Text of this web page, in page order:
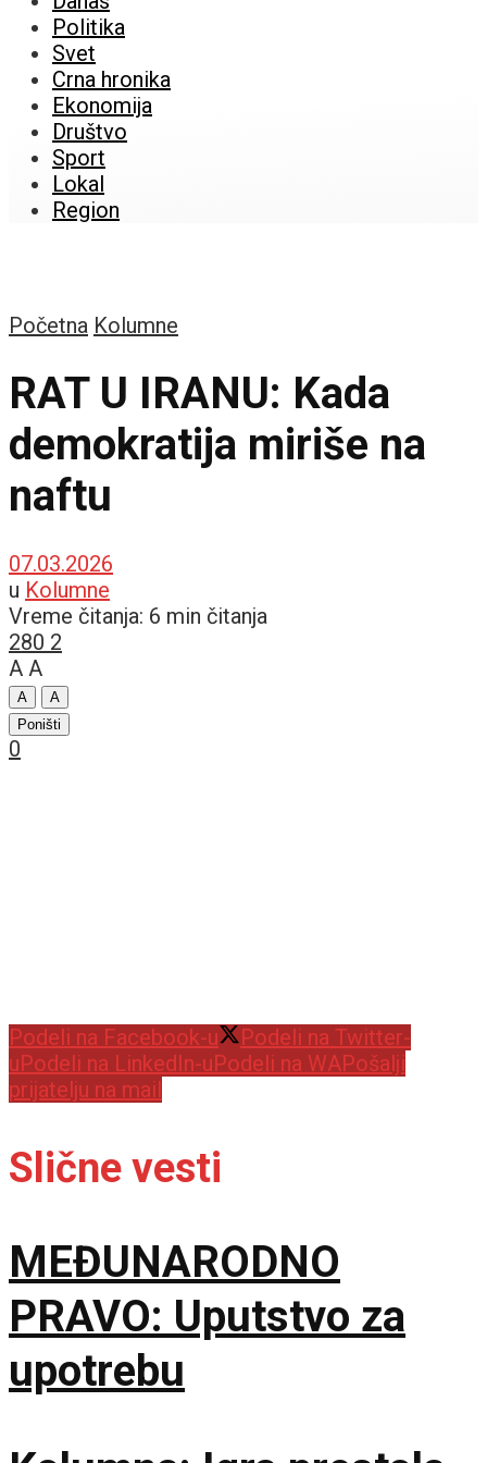
Politika
Svet
Crna hronika
Ekonomija
Društvo
Sport
Lokal
Region
Početna Kolumne
RAT U IRANU: Kada
demokratija miriše na
naftu
07.03.2026
u Kolumne
Vreme čitanja: 6 min čitanja
280 2
A A
A
A
Poništi
0
Podeli na Facebook-u
Podeli na Twitter-
uPodeli na LinkedIn-uPodeli na WAPošalji
prijatelju na mail
Slične vesti
MEĐUNARODNO
PRAVO: Uputstvo za
upotrebu